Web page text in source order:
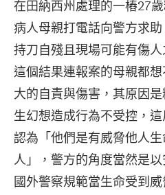
在田納西州處理的一樁27
病人母親打電話向警方求
持刀自殘且現場可能有傷
這個結果連報案的母親都
大的自責與傷害，其原因
生幻想造成行為不受控，
認為「他們是有威脅他人
人」，警方的角度當然是
國外警察規範當生命受到